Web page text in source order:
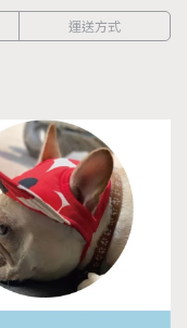
運送方式